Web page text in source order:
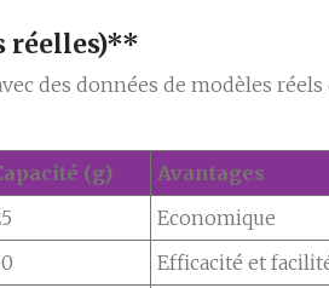
réelles)**
des données de modèles
(g) Avantages
Economique
Efficacité et